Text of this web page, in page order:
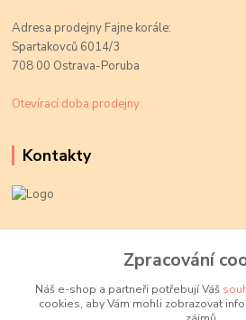
Adresa prodejny Fajne korále:
Spartakovců 6014/3
708 00 Ostrava-Poruba
Otevírací doba prodejny
Kontakty
+420 774 719 784
info@fajnekorale.cz
Zpracování
Náš e-shop a partneři potřebují Váš
cookies, aby Vám mohli zobrazovat